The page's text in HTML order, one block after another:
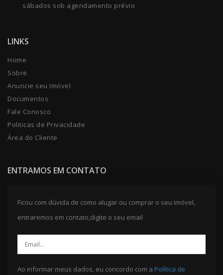
sábados sob agendamento prévio
LINKS
Home
Sobre
Anuncie seu Imóvel
Documentos
Fale Conosco
Politicas de Privacidade
Área do Cliente
ENTRAMOS EM CONTATO
Ficou com dúvida de como alugar ou comprar o seu imóvel,
entraremos em contato,digite o seu email
Ao informar meus dados, eu concordo com a Política de